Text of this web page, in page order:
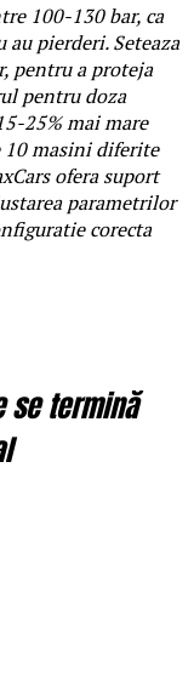
100-130 bar, ca
pierderi. Seteaza
pentru a proteja
pentru doza
25% mai mare
10 masini diferite
ofera suport
parametrilor
corecta
se termină